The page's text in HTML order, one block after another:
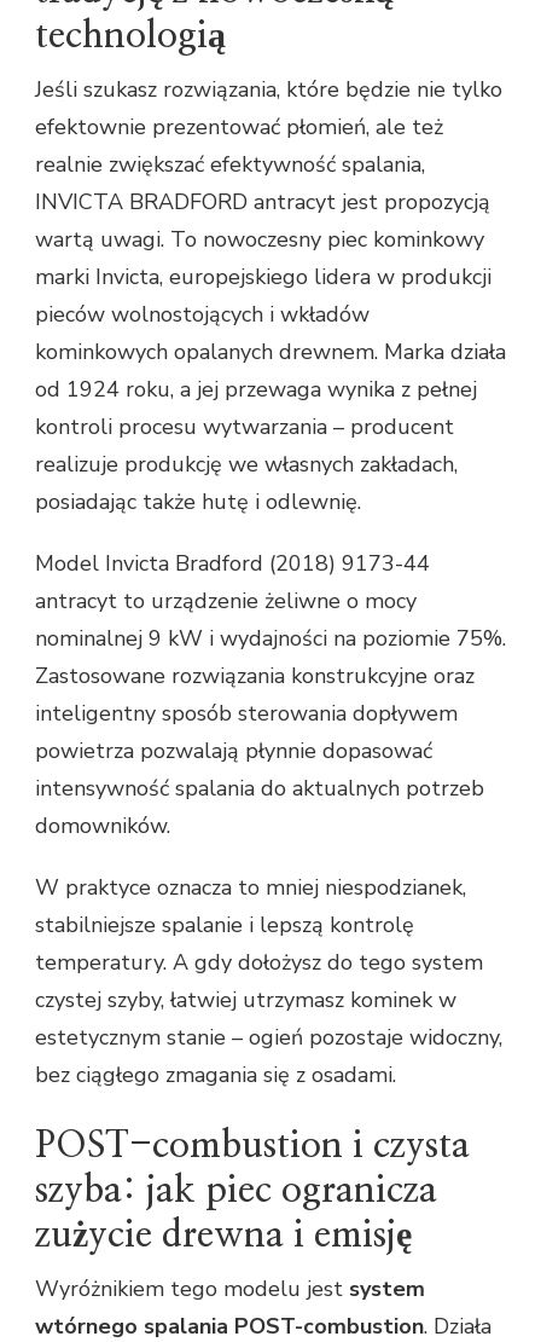
technologią
Jeśli szukasz rozwiązania, które będzie nie tylko
efektownie prezentować płomień, ale też
realnie zwiększać efektywność spalania,
INVICTA BRADFORD antracyt jest propozycją
wartą uwagi. To nowoczesny piec kominkowy
marki Invicta, europejskiego lidera w produkcji
pieców wolnostojących i wkładów
kominkowych opalanych drewnem. Marka działa
od 1924 roku, a jej przewaga wynika z pełnej
kontroli procesu wytwarzania – producent
realizuje produkcję we własnych zakładach,
posiadając także hutę i odlewnię.
Model Invicta Bradford (2018) 9173-44
antracyt to urządzenie żeliwne o mocy
nominalnej 9 kW i wydajności na poziomie 75%.
Zastosowane rozwiązania konstrukcyjne oraz
inteligentny sposób sterowania dopływem
powietrza pozwalają płynnie dopasować
intensywność spalania do aktualnych potrzeb
domowników.
W praktyce oznacza to mniej niespodzianek,
stabilniejsze spalanie i lepszą kontrolę
temperatury. A gdy dołożysz do tego system
czystej szyby, łatwiej utrzymasz kominek w
estetycznym stanie – ogień pozostaje widoczny,
bez ciągłego zmagania się z osadami.
POST-combustion i czysta
szyba: jak piec ogranicza
zużycie drewna i emisję
Wyróżnikiem tego modelu jest system
wtórnego spalania POST-combustion. Działa